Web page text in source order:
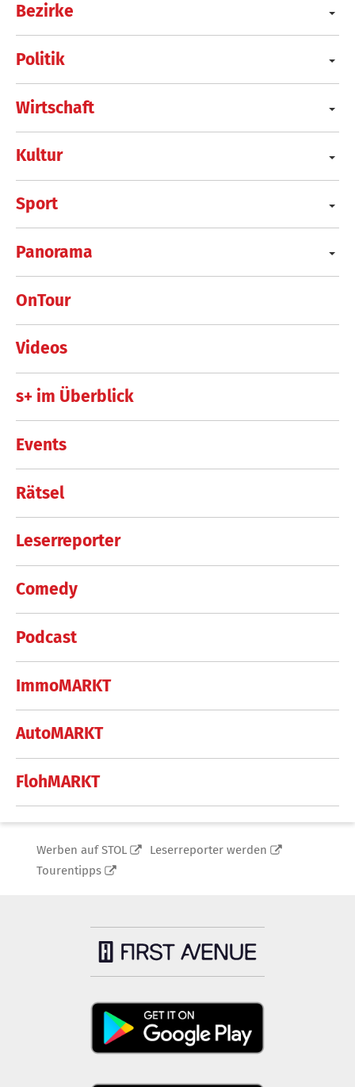
Bezirke
Politik
Wirtschaft
Kultur
Sport
Panorama
OnTour
Videos
s+ im Überblick
Events
Rätsel
Leserreporter
Comedy
Podcast
ImmoMARKT
AutoMARKT
FlohMARKT
Werben auf STOL
Leserreporter werden
Tourentipps